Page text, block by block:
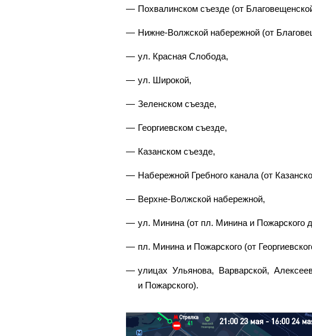
Похвалинском съезде (от
Нижне-Волжской набережной (от
ул. Красная Слобода,
ул. Широкой,
Зеленском съезде,
Георгиевском съезде,
Казанском съезде,
Набережной Гребного канала (от
Верхне-Волжской набережной,
ул. Минина (от пл. Минина и Пожарского
пл. Минина и Пожарского (от
улицах Ульянова, Варварской,
и Пожарского).